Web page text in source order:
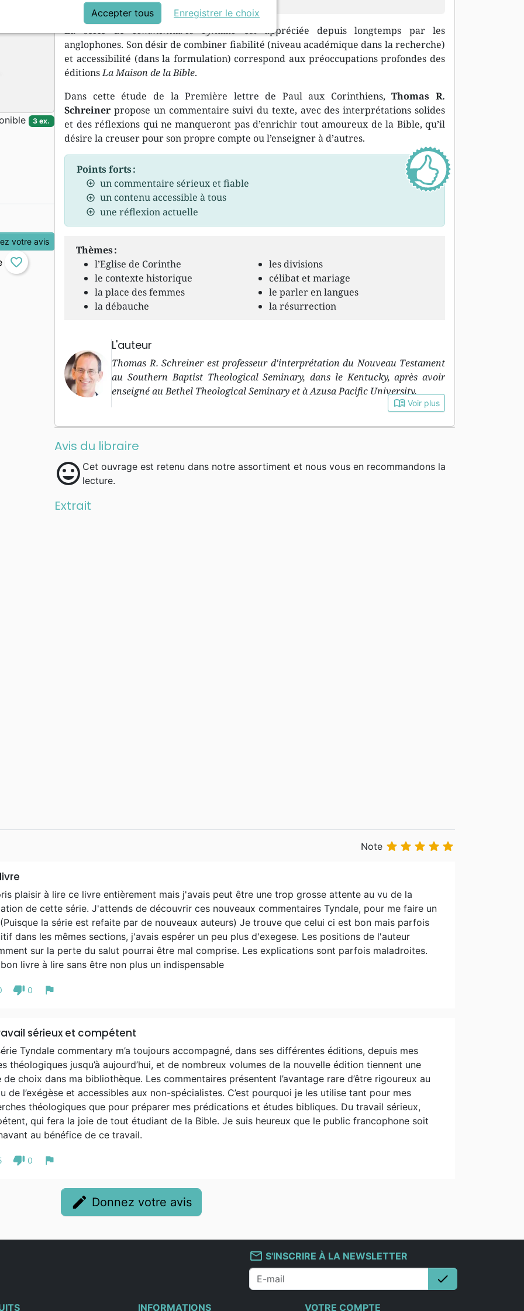
La série decommentaires Tyndaleest appréciée depuis longtemps par les
anglophones. Son désir de combiner fiabilité (niveau académique dans la recherche)
et accessibilité (dans la formulation) correspond aux préoccupations profondes des
éditionsLa Maison de la Bible.
Dans cette étude de la Première lettre de Paul aux Corinthiens,Thomas R.
Schreiner propose un commentaire suivi du texte, avec des interprétations solides
et des réflexions qui ne manqueront pas d’enrichir tout amoureux de la Bible, qu’il
désire la creuser pour son propre compte ou l’enseigner à d’autres.
Points forts :
un commentaire sérieux et fiable
un contenu accessible à tous
une réflexion actuelle
Thèmes :
l’Eglise de Corinthe
le contexte historique
la place des femmes
la débauche
les divisions
célibat et mariage
le parler en langues
la résurrection
L'auteur
Thomas R. Schreiner est professeur d'interprétation du Nouveau Testament
au Southern Baptist Theological Seminary, dans le Kentucky, après avoir
enseigné au Bethel Theological Seminary et à Azusa Pacific University.
book_open Voir plus
Avis du libraire
mood Cet ouvrage est retenu dans notre assortiment et nous vous en recommandons la
lecture.
Extrait
3 ex.
votre avis
favorite_border
Note     
plaisir à lire ce livre entièrement mais j'avais peut être une trop grosse attente au vu de la
de cette série. J'attends de découvrir ces nouveaux commentaires Tyndale, pour me faire un
la série est refaite par de nouveaux auteurs) Je trouve que celui ci est bon mais parfois
dans les mêmes sections, j'avais espérer un peu plus d'exegese. Les positions de l'auteur
sur la perte du salut pourrai être mal comprise. Les explications sont parfois maladroites.
livre à lire sans être non plus un indispensable
thumb_down 0 flag
sérieux et compétent
Tyndale commentary m’a toujours accompagné, dans ses différentes éditions, depuis mes
théologiques jusqu’à aujourd’hui, et de nombreux volumes de la nouvelle édition tiennent une
de choix dans ma bibliothèque. Les commentaires présentent l’avantage rare d’être rigoureux au
de l’exégèse et accessibles aux non-spécialistes. C’est pourquoi je les utilise tant pour mes
théologiques que pour préparer mes prédications et études bibliques. Du travail sérieux,
qui fera la joie de tout étudiant de la Bible. Je suis heureux que le public francophone soit
au bénéfice de ce travail.
thumb_down 0 flag
edit Donnez votre avis
mail_outline S'INSCRIRE À LA NEWSLETTER
check
INFORMATIONS VOTRE COMPTE
Accepter tous Enregistrer le choix